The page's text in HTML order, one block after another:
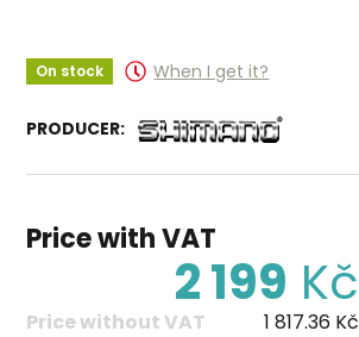
On stock When I get it?
PRODUCER:
Price with VAT
2 199 Kč
Price without VAT 1 817.36 Kč